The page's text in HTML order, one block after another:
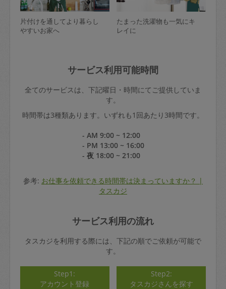
片付けを通してより暮らし
やすいお家へ
たまった洗濯物も一気にキ
レイに
サービス利用可能時間
全てのサービスは、下記曜日・時間にてご提供していま
す。
時間帯は3種類あります。いずれも1回あたり3時間です。
- AM 9:00 ~ 12:00
- PM 13:00 ~ 16:00
- 夜 18:00 ~ 21:00
参考: お仕事を依頼できる時間帯は決まっていますか？ |
タスカジ
サービス利用の流れ
タスカジを利用する際には、下記の順でご依頼が可能で
す。
Step1:
アカウント登録
Step2:
タスカジさんを探す